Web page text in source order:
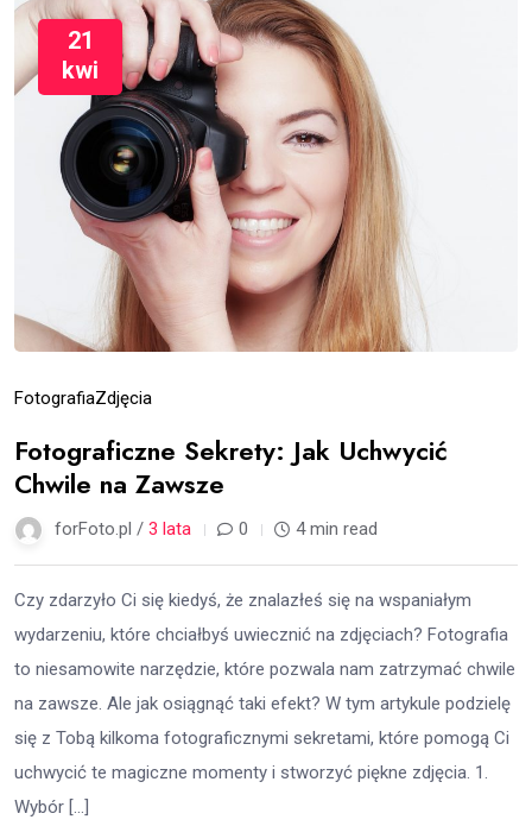
21
kwi
FotografiaZdjęcia
Fotograficzne Sekrety: Jak Uchwycić
Chwile na Zawsze
forFoto.pl / 3 lata 0 4 min read
Czy zdarzyło Ci się kiedyś, że znalazłeś się na wspaniałym
wydarzeniu, które chciałbyś uwiecznić na zdjęciach? Fotografia
to niesamowite narzędzie, które pozwala nam zatrzymać chwile
na zawsze. Ale jak osiągnąć taki efekt? W tym artykule podzielę
się z Tobą kilkoma fotograficznymi sekretami, które pomogą Ci
uchwycić te magiczne momenty i stworzyć piękne zdjęcia. 1.
Wybór […]